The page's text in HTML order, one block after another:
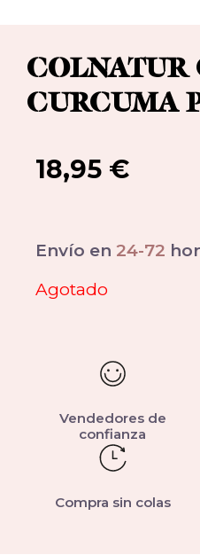
COLNATUR
CURCUMA
18,95 €
Envío en 24-72
Agotado
Vendedores de
confianza
Compra sin colas